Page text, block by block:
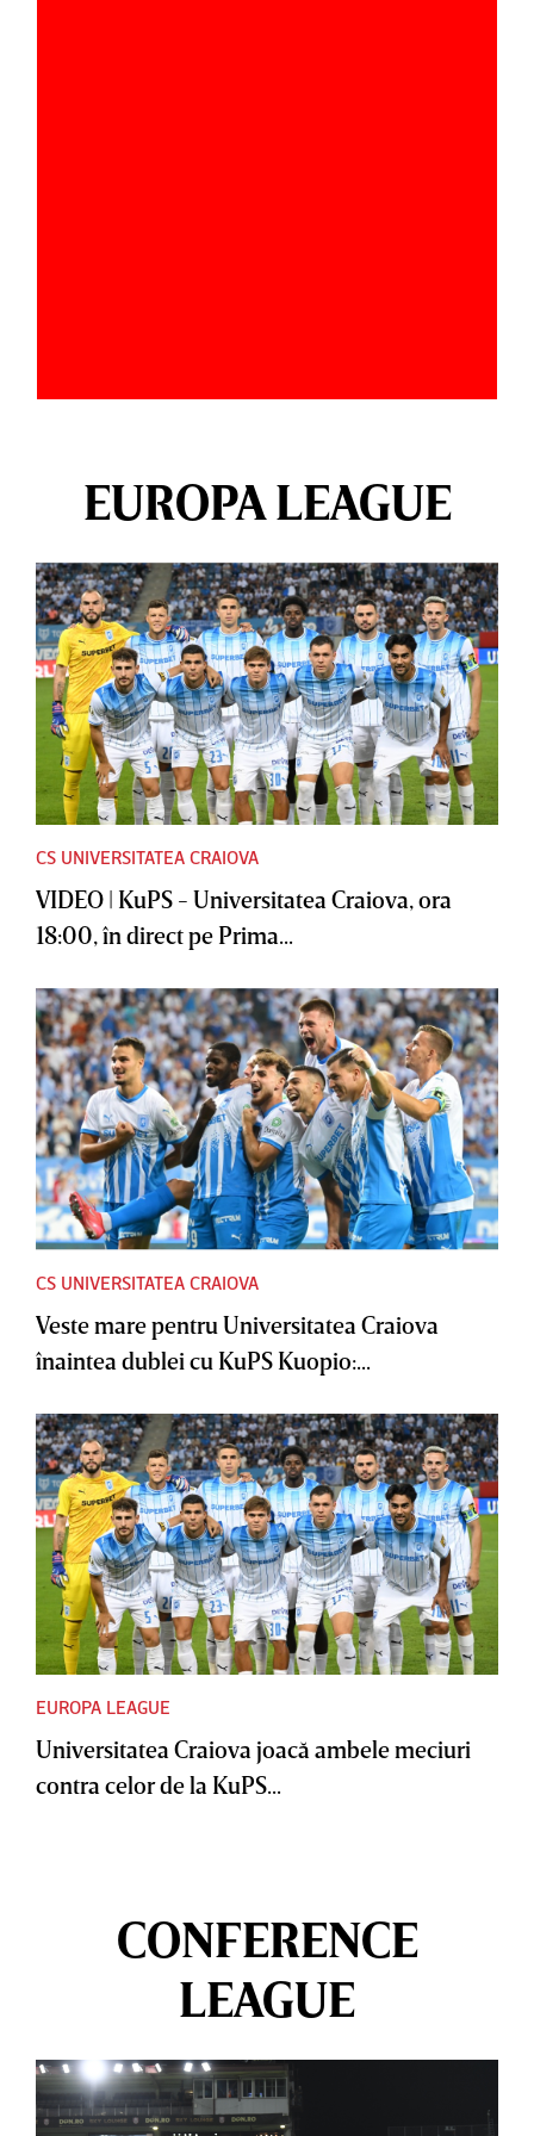
EUROPA LEAGUE
CS UNIVERSITATEA CRAIOVA
VIDEO | KuPS - Universitatea Craiova, ora
18:00, în direct pe Prima...
CS UNIVERSITATEA CRAIOVA
Veste mare pentru Universitatea Craiova
înaintea dublei cu KuPS Kuopio:...
EUROPA LEAGUE
Universitatea Craiova joacă ambele meciuri
contra celor de la KuPS...
CONFERENCE
LEAGUE